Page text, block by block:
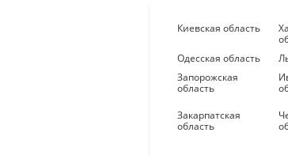
Киевская область
Одесская область
Запорожская
область
Закарпатская
область